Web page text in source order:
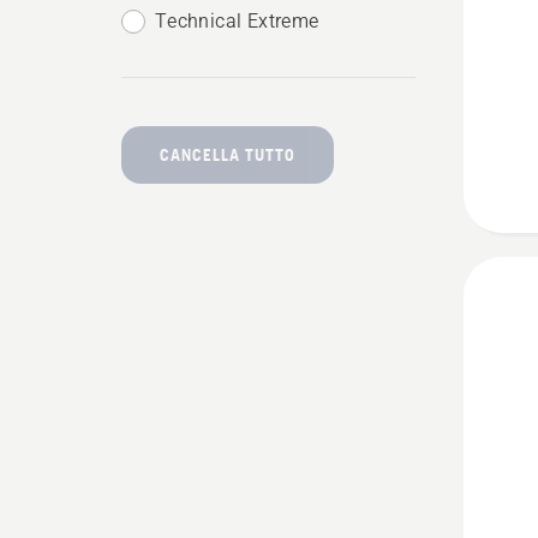
Technical Extreme
CANCELLA TUTTO